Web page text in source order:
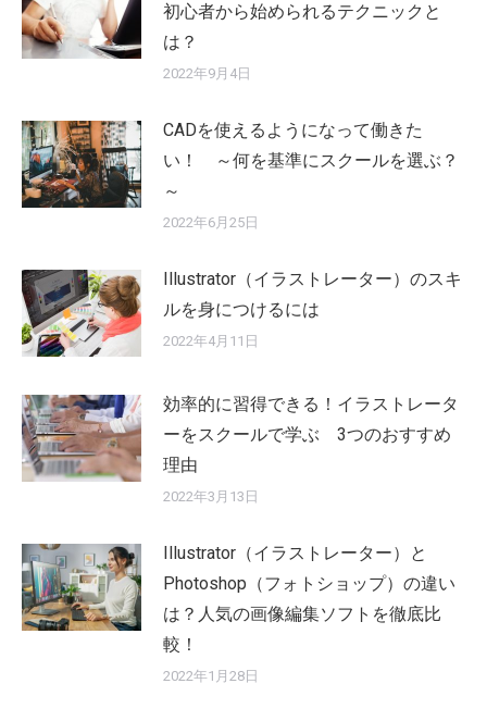
初心者から始められるテクニックと
は？
2022年9月4日
CADを使えるようになって働きた
い！ ～何を基準にスクールを選ぶ？
～
2022年6月25日
Illustrator（イラストレーター）のスキ
ルを身につけるには
2022年4月11日
効率的に習得できる！イラストレータ
ーをスクールで学ぶ 3つのおすすめ
理由
2022年3月13日
Illustrator（イラストレーター）と
Photoshop（フォトショップ）の違い
は？人気の画像編集ソフトを徹底比
較！
2022年1月28日